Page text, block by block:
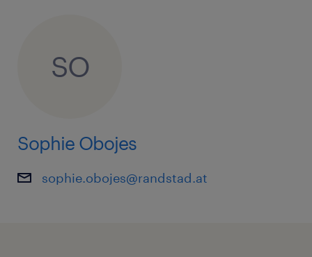
SO
Sophie Obojes
sophie.obojes@randstad.at